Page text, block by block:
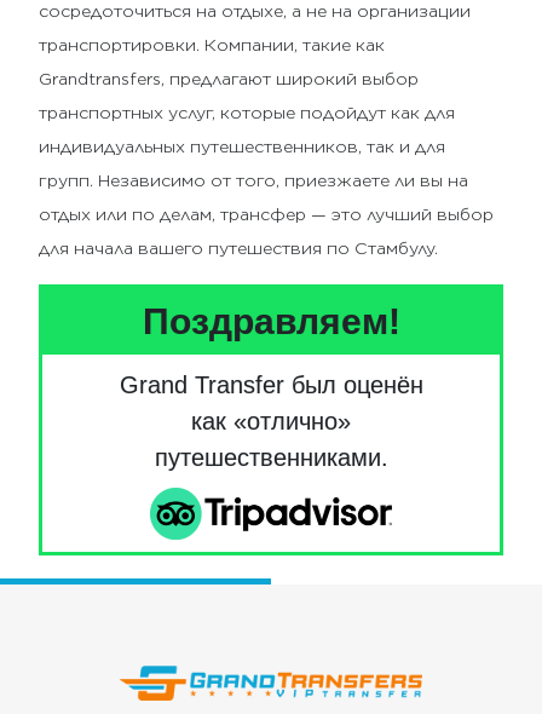
сосредоточиться на отдыхе, а не на организации
транспортировки. Компании, такие как
Grandtransfers, предлагают широкий выбор
транспортных услуг, которые подойдут как для
индивидуальных путешественников, так и для
групп. Независимо от того, приезжаете ли вы на
отдых или по делам, трансфер — это лучший выбор
для начала вашего путешествия по Стамбулу.
Поздравляем!
Grand Transfer был оценён
как «отлично»
путешественниками.